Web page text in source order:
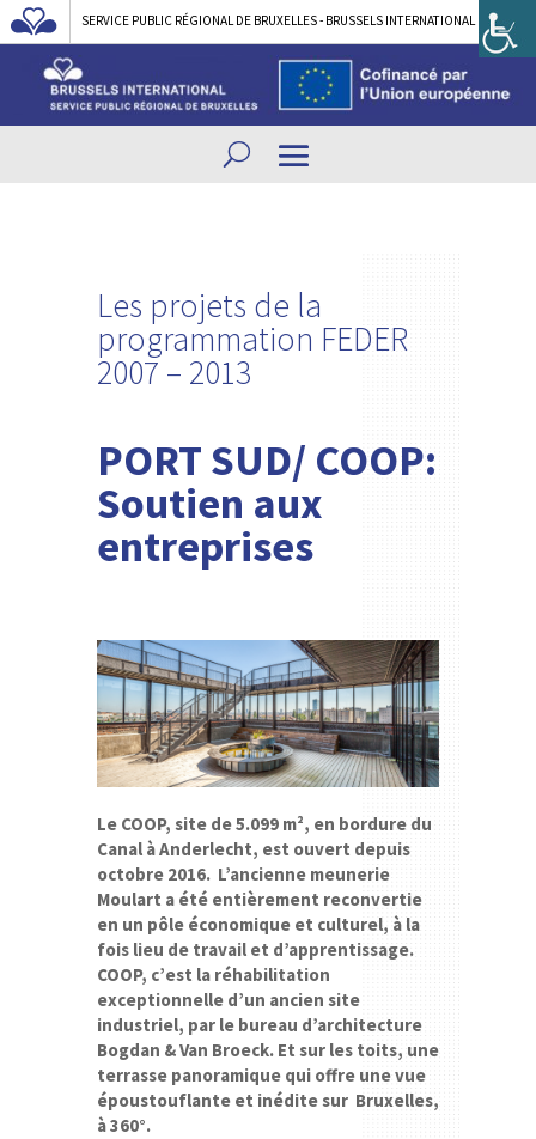
SERVICE PUBLIC RÉGIONAL DE BRUXELLES - BRUSSELS INTERNATIONAL
Les projets de la
programmation FEDER
2007 – 2013
PORT SUD/ COOP:
Soutien aux
entreprises
Le COOP, site de 5.099 m², en bordure du
Canal à Anderlecht, est ouvert depuis
octobre 2016. L’ancienne meunerie
Moulart a été entièrement reconvertie
en un pôle économique et culturel, à la
fois lieu de travail et d’apprentissage.
COOP, c’est la réhabilitation
exceptionnelle d’un ancien site
industriel, par le bureau d’architecture
Bogdan & Van Broeck. Et sur les toits, une
terrasse panoramique qui offre une vue
époustouflante et inédite sur Bruxelles,
à 360°.